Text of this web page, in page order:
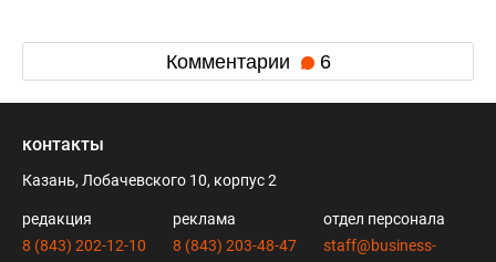
Комментарии 6
контакты
Казань, Лобачевского 10, корпус 2
редакция
8 (843) 202-12-10
реклама
8 (843) 203-48-47
отдел персонала
staff@business-